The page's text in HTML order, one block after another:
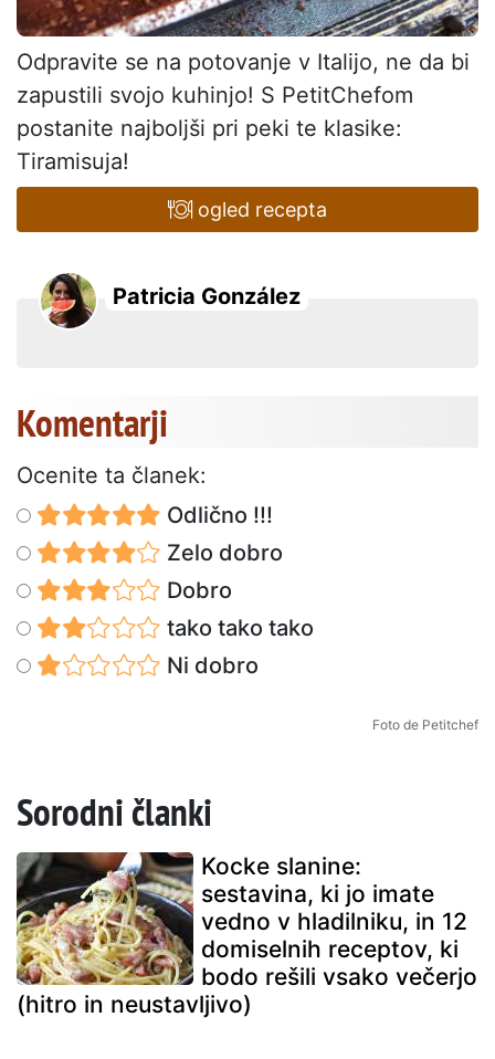
Odpravite se na potovanje v Italijo, ne da bi
zapustili svojo kuhinjo! S PetitChefom
postanite najboljši pri peki te klasike:
Tiramisuja!
ogled recepta
Patricia González
Komentarji
Ocenite ta članek:
Odlično !!!
Zelo dobro
Dobro
tako tako tako
Ni dobro
Foto de Petitchef
Sorodni članki
Kocke slanine:
sestavina, ki jo imate
vedno v hladilniku, in 12
domiselnih receptov, ki
bodo rešili vsako večerjo
(hitro in neustavljivo)